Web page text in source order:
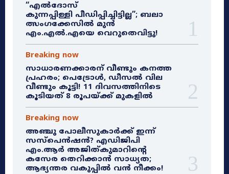
“എൽദോസ്
കുന്നപ്പിള്ളി പീഡിപ്പിച്ചിട്ടില്ല”; ബലാ
ത്സംഗക്കേസിൽ മുൻ
എം.എൽ.എയെ വെറുതെവിട്ടു!
Breaking now
സാധാരണക്കാരന് വീണ്ടും കനത്ത
പ്രഹരം; പെട്രോൾ, ഡീസൽ വില
വീണ്ടും കൂട്ടി! 11 ദിവസത്തിനിടെ
കൂടിയത് 8 രൂപയ്ക്ക് മുകളിൽ
Breaking now
അഞ്ചു പോലീസുകാർക്ക് ഇന്ന്
സസ്‌പെൻഷൻ? എഡിജിപി
എം.ആർ അജിത്കുമാറിൻ്റെ
കസേര തെറിക്കാൻ സാധ്യത;
ആഭ്യന്തര വകുപ്പിൽ വൻ നീക്കം!